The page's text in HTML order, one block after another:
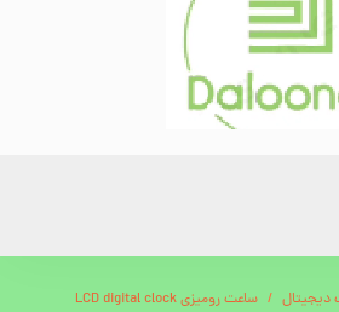
دیجیتال ساعت رومیزی LCD digital clock